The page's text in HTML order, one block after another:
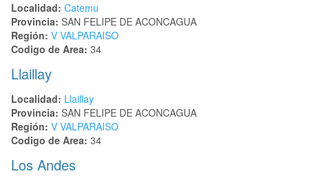
Localidad: Catemu
Provincia: SAN FELIPE DE ACONCAGUA
Región: V VALPARAISO
Codigo de Area: 34
Llaillay
Localidad: Llaillay
Provincia: SAN FELIPE DE ACONCAGUA
Región: V VALPARAISO
Codigo de Area: 34
Los Andes